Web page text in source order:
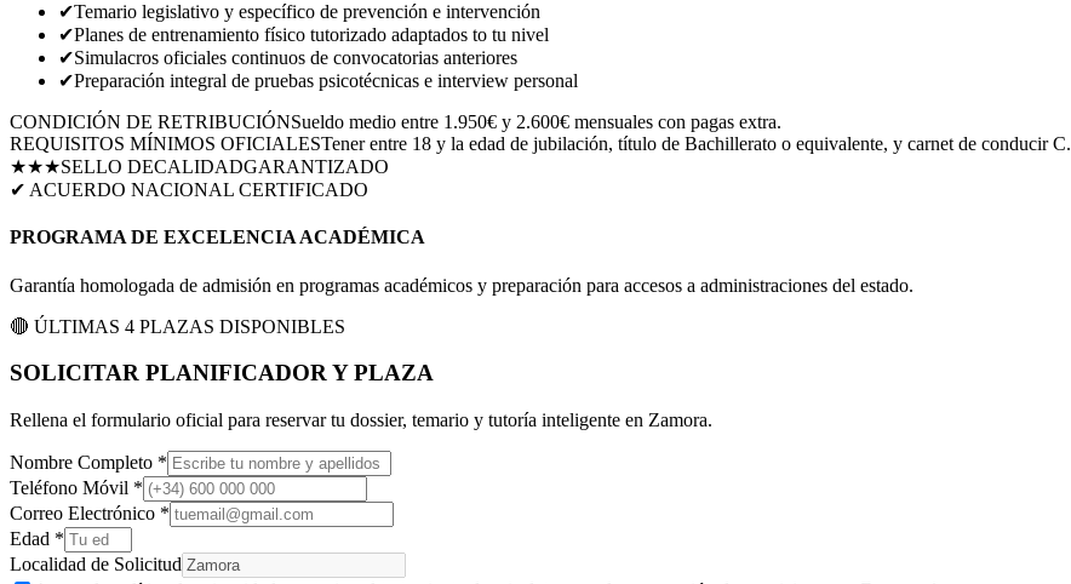
✔Temario legislativo y específico de prevención e intervención
✔Planes de entrenamiento físico tutorizado adaptados to tu nivel
✔Simulacros oficiales continuos de convocatorias anteriores
✔Preparación integral de pruebas psicotécnicas e interview personal
CONDICIÓN DE RETRIBUCIÓNSueldo medio entre 1.950€ y 2.600€ mensuales con pagas extra.
REQUISITOS MÍNIMOS OFICIALESTener entre 18 y la edad de jubilación, título de Bachillerato o equivalente, y carnet de conducir C.
★★★SELLO DECALIDADGARANTIZADO
✔ ACUERDO NACIONAL CERTIFICADO
PROGRAMA DE EXCELENCIA ACADÉMICA
Garantía homologada de admisión en programas académicos y preparación para accesos a administraciones del estado.
🔴 ÚLTIMAS 4 PLAZAS DISPONIBLES
SOLICITAR PLANIFICADOR Y PLAZA
Rellena el formulario oficial para reservar tu dossier, temario y tutoría inteligente en Zamora.
Nombre Completo *
Teléfono Móvil *
Correo Electrónico *
Edad *
Localidad de Solicitud